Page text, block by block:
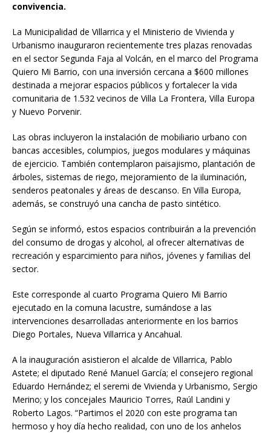
convivencia.
La Municipalidad de Villarrica y el Ministerio de Vivienda y
Urbanismo inauguraron recientemente tres plazas renovadas
en el sector Segunda Faja al Volcán, en el marco del Programa
Quiero Mi Barrio, con una inversión cercana a $600 millones
destinada a mejorar espacios públicos y fortalecer la vida
comunitaria de 1.532 vecinos de Villa La Frontera, Villa Europa
y Nuevo Porvenir.
Las obras incluyeron la instalación de mobiliario urbano con
bancas accesibles, columpios, juegos modulares y máquinas
de ejercicio. También contemplaron paisajismo, plantación de
árboles, sistemas de riego, mejoramiento de la iluminación,
senderos peatonales y áreas de descanso. En Villa Europa,
además, se construyó una cancha de pasto sintético.
Según se informó, estos espacios contribuirán a la prevención
del consumo de drogas y alcohol, al ofrecer alternativas de
recreación y esparcimiento para niños, jóvenes y familias del
sector.
Este corresponde al cuarto Programa Quiero Mi Barrio
ejecutado en la comuna lacustre, sumándose a las
intervenciones desarrolladas anteriormente en los barrios
Diego Portales, Nueva Villarrica y Ancahual.
A la inauguración asistieron el alcalde de Villarrica, Pablo
Astete; el diputado René Manuel García; el consejero regional
Eduardo Hernández; el seremi de Vivienda y Urbanismo, Sergio
Merino; y los concejales Mauricio Torres, Raúl Landini y
Roberto Lagos. “Partimos el 2020 con este programa tan
hermoso y hoy día hecho realidad, con uno de los anhelos